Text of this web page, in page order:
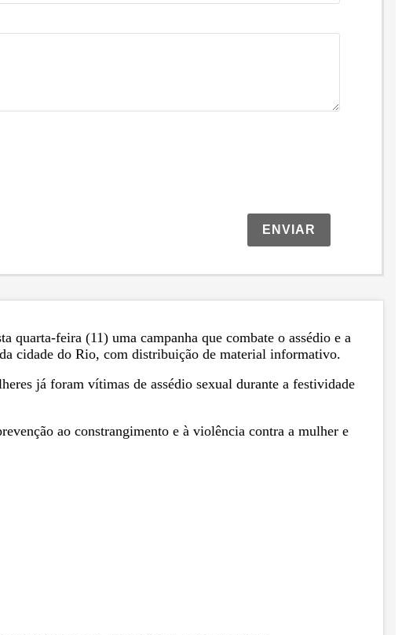
ENVIAR
quarta-feira (11) uma campanha que combate o assédio e a
cidade do Rio, com distribuição de material informativo.
já foram vítimas de assédio sexual durante a festividade
ao constrangimento e à violência contra a mulher e